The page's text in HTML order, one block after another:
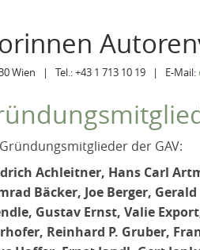
Wien | Tel.: +43 1 713 10 19 | E-Mail:
der GAV:
Achleitner, Hans Carl
Bäcker, Joe Berger,
Gustav Ernst, Valie
Reinhard P. Gruber,